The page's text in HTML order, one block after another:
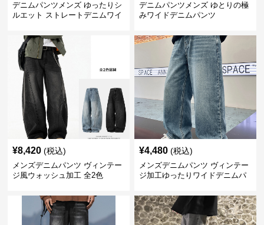
デニムパンツメンズ ゆったりシ
ルエット ストレートデニムワイ
デニムパンツメンズ ゆとりの極
みワイドデニムパンツ
¥8,420 (税込)
メンズデニムパンツ ヴィンテー
ジ風ウォッシュ加工 全2色
¥4,480 (税込)
メンズデニムパンツ ヴィンテー
ジ加工ゆったりワイドデニムパ